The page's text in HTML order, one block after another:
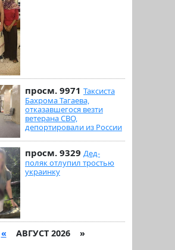
просм. 9971 Таксиста
Бахрома Тагаева,
отказавшегося везти
ветерана СВО,
депортировали из России
просм. 9329 Дед-
поляк отлупил тростью
украинку
« АВГУСТ 2026 »